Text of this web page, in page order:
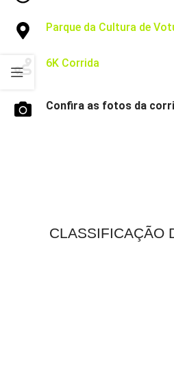
Parque da Cultura de
6K Corrida
Confira as fotos da
CLASSIFICAÇÃO